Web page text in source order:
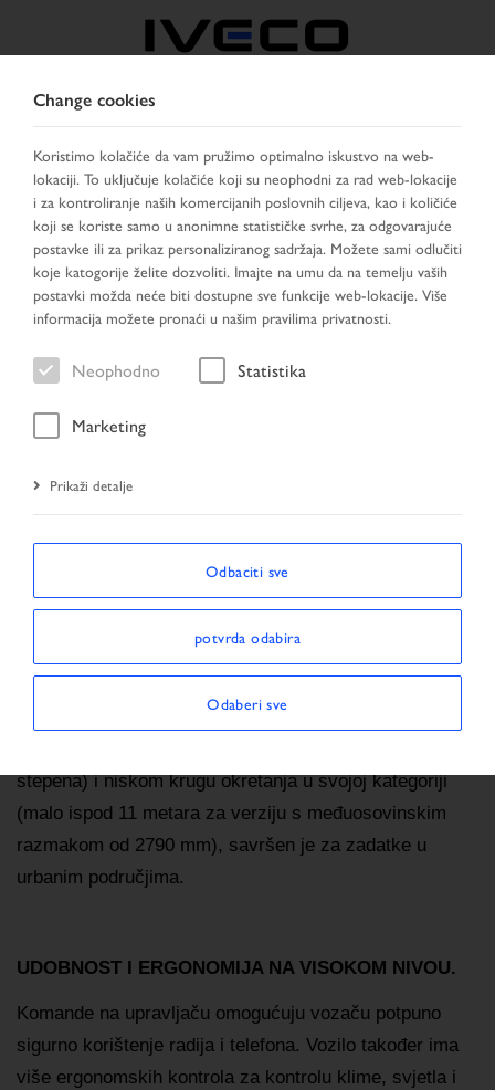
IZABERITE ZEMLJU PROMIJENI JEZIK
Toggle
navigation
MENU
Početna stranica
EUROCARGO: KAMION KOJI GRAD VOLI.
EUROCARGO je savršeno vozilo za dostavu od vrata
poslove u gradskim središtima. Zahvaljujući idealnoj
stepena) i niskom krugu okretanja u svojoj kategoriji
(malo ispod 11 metara za verziju s međuosovinskim
razmakom od 2790 mm), savršen je za zadatke u
urbanim područjima.
UDOBNOST I ERGONOMIJA NA VISOKOM NIVOU.
Komande na upravljaču omogućuju vozaču potpuno
sigurno korištenje radija i telefona. Vozilo također ima
više ergonomskih kontrola za kontrolu klime, svjetla i
Change cookies
Koristimo kolačiće da vam pružimo optimalno iskustvo na web-
lokaciji. To uključuje kolačiće koji su neophodni za rad web-lokacije
i za kontroliranje naših komercijanih poslovnih ciljeva, kao i količiće
koji se koriste samo u anonimne statističke svrhe, za odgovarajuće
postavke ili za prikaz personaliziranog sadržaja. Možete sami odlučiti
koje katogorije želite dozvoliti. Imajte na umu da na temelju vaših
postavki možda neće biti dostupne sve funkcije web-lokacije. Više
informacija možete pronaći u našim pravilima privatnosti.
Neophodno Statistika
Marketing
Prikaži detalje
Odbaciti sve
potvrda odabira
Odaberi sve